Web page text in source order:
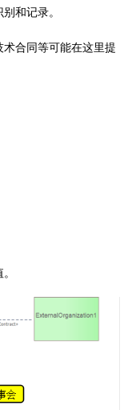
和记录。
合同等可能在这里提